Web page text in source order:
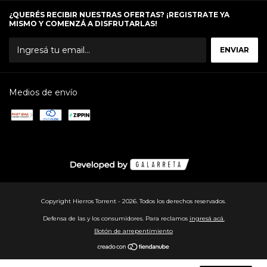
¿QUERÉS RECIBIR NUESTRAS OFERTAS? ¡REGISTRATE YA
MISMO Y COMENZÁ A DISFRUTARLAS!
Medios de envío
Copyright Hierros Torrent - 2026. Todos los derechos reservados.
Defensa de las y los consumidores. Para reclamos ingresá acá.
Botón de arrepentimiento